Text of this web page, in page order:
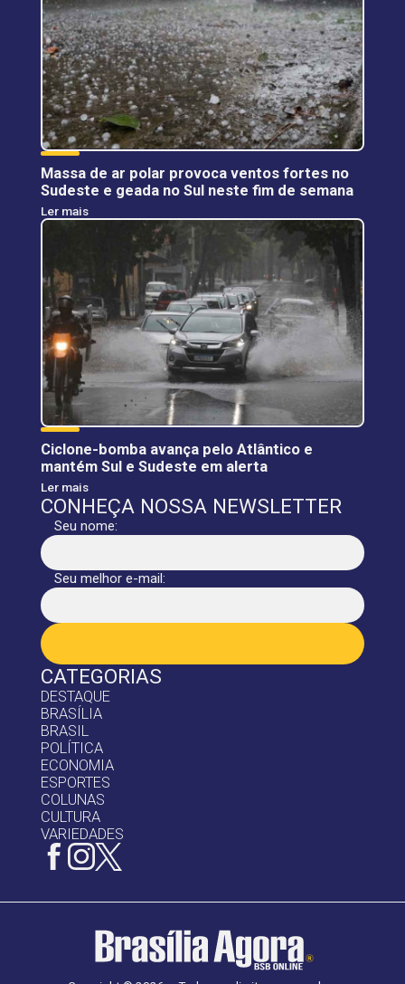
CATEGORIAS
DESTAQUE
BRASÍLIA
BRASIL
POLÍTICA
ECONOMIA
ESPORTES
COLUNAS
CULTURA
VARIEDADES
Massa de ar polar provoca ventos fortes no
Sudeste e geada no Sul neste fim de semana
Ler mais
Ciclone-bomba avança pelo Atlântico e
mantém Sul e Sudeste em alerta
Ler mais
CONHEÇA NOSSA NEWSLETTER
Seu nome:
Seu melhor e-mail: